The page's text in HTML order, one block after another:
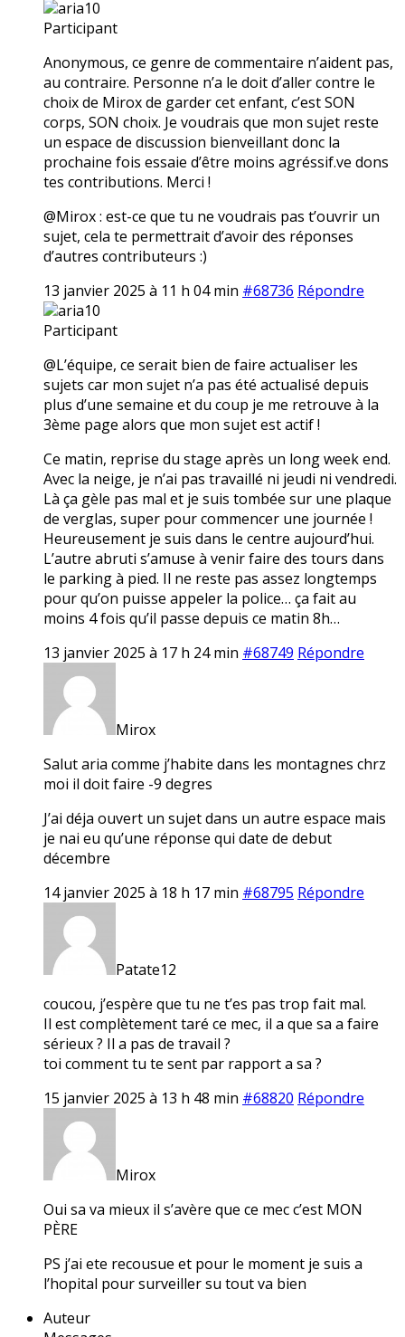
aria10
Participant
Anonymous, ce genre de commentaire n’aident pas,
au contraire. Personne n’a le doit d’aller contre le
choix de Mirox de garder cet enfant, c’est SON
corps, SON choix. Je voudrais que mon sujet reste
un espace de discussion bienveillant donc la
prochaine fois essaie d’être moins agréssif.ve dons
tes contributions. Merci !
@Mirox : est-ce que tu ne voudrais pas t’ouvrir un
sujet, cela te permettrait d’avoir des réponses
d’autres contributeurs :)
13 janvier 2025 à 11 h 04 min #68736 Répondre
aria10
Participant
@L’équipe, ce serait bien de faire actualiser les
sujets car mon sujet n’a pas été actualisé depuis
plus d’une semaine et du coup je me retrouve à la
3ème page alors que mon sujet est actif !
Ce matin, reprise du stage après un long week end.
Avec la neige, je n’ai pas travaillé ni jeudi ni vendredi.
Là ça gèle pas mal et je suis tombée sur une plaque
de verglas, super pour commencer une journée !
Heureusement je suis dans le centre aujourd’hui.
L’autre abruti s’amuse à venir faire des tours dans
le parking à pied. Il ne reste pas assez longtemps
pour qu’on puisse appeler la police… ça fait au
moins 4 fois qu’il passe depuis ce matin 8h…
13 janvier 2025 à 17 h 24 min #68749 Répondre
Mirox
Salut aria comme j’habite dans les montagnes chrz
moi il doit faire -9 degres
J’ai déja ouvert un sujet dans un autre espace mais
je nai eu qu’une réponse qui date de debut
décembre
14 janvier 2025 à 18 h 17 min #68795 Répondre
Patate12
coucou, j’espère que tu ne t’es pas trop fait mal.
Il est complètement taré ce mec, il a que sa a faire
sérieux ? Il a pas de travail ?
toi comment tu te sent par rapport a sa ?
15 janvier 2025 à 13 h 48 min #68820 Répondre
Mirox
Oui sa va mieux il s’avère que ce mec c’est MON
PÈRE
PS j’ai ete recousue et pour le moment je suis a
l’hopital pour surveiller su tout va bien
Auteur